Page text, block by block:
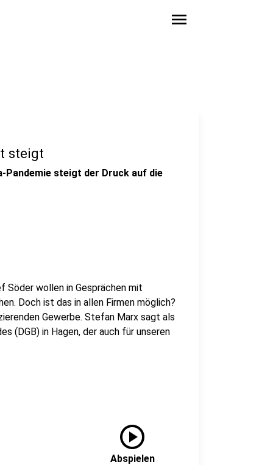
menu
steigt
Pandemie steigt der Druck auf die
Söder wollen in Gesprächen mit
Doch ist das in allen Firmen möglich?
Gewerbe. Stefan Marx sagt als
(DGB) in Hagen, der auch für unseren
play_circle
Abspielen